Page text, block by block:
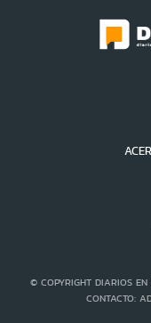
© COPYRIGHT DIARIOS EN
CONTACTO: